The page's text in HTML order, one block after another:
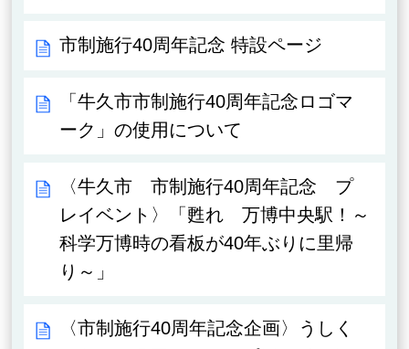
市制施行40周年記念 特設ページ
「牛久市市制施行40周年記念ロゴマ
ーク」の使用について
〈牛久市 市制施行40周年記念 プ
レイベント〉「甦れ 万博中央駅！～
科学万博時の看板が40年ぶりに里帰
り～」
〈市制施行40周年記念企画〉うしく